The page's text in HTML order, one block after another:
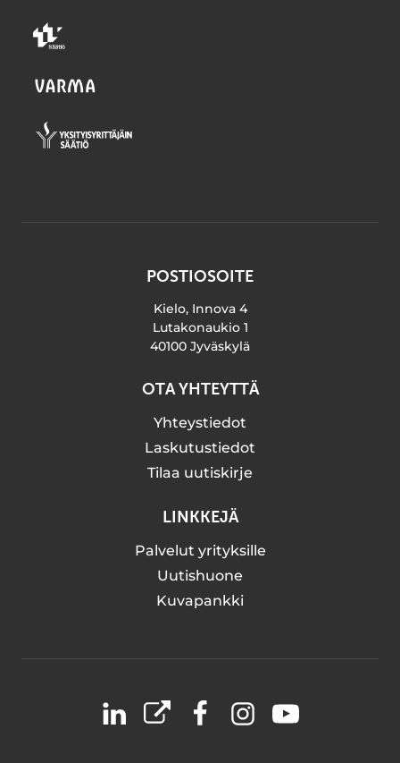
POSTIOSOITE
Kielo, Innova 4
Lutakonaukio 1
40100 Jyväskylä
OTA YHTEYTTÄ
Yhteystiedot
Laskutustiedot
Tilaa uutiskirje
LINKKEJÄ
Palvelut yrityksille
Uutishuone
Kuvapankki
LinkedIn
X FacebookInstagramYouTube